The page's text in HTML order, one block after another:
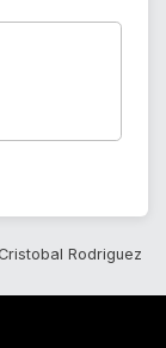
Cristobal Rodriguez